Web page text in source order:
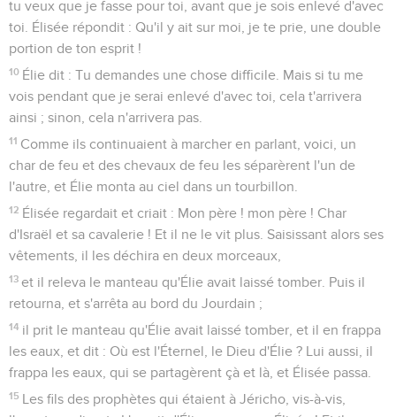
tu veux que je fasse pour toi, avant que je sois enlevé d'avec
toi. Élisée répondit : Qu'il y ait sur moi, je te prie, une double
portion de ton esprit !
10 Élie dit : Tu demandes une chose difficile. Mais si tu me
vois pendant que je serai enlevé d'avec toi, cela t'arrivera
ainsi ; sinon, cela n'arrivera pas.
11 Comme ils continuaient à marcher en parlant, voici, un
char de feu et des chevaux de feu les séparèrent l'un de
l'autre, et Élie monta au ciel dans un tourbillon.
12 Élisée regardait et criait : Mon père ! mon père ! Char
d'Israël et sa cavalerie ! Et il ne le vit plus. Saisissant alors ses
vêtements, il les déchira en deux morceaux,
13 et il releva le manteau qu'Élie avait laissé tomber. Puis il
retourna, et s'arrêta au bord du Jourdain ;
14 il prit le manteau qu'Élie avait laissé tomber, et il en frappa
les eaux, et dit : Où est l'Éternel, le Dieu d'Élie ? Lui aussi, il
frappa les eaux, qui se partagèrent çà et là, et Élisée passa.
15 Les fils des prophètes qui étaient à Jéricho, vis-à-vis,